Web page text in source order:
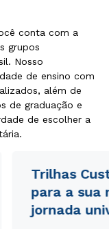
conta com a
grupos
Nosso
de ensino com
além de
de graduação e
de escolher a
Trilhas
para a sua
jornada